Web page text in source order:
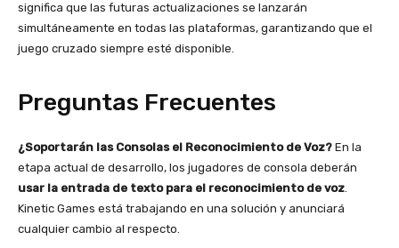
significa que las futuras actualizaciones se lanzarán
simultáneamente en todas las plataformas, garantizando que el
juego cruzado siempre esté disponible.
Preguntas Frecuentes
¿Soportarán las Consolas el Reconocimiento de Voz? En la
etapa actual de desarrollo, los jugadores de consola deberán
usar la entrada de texto para el reconocimiento de voz.
Kinetic Games está trabajando en una solución y anunciará
cualquier cambio al respecto.